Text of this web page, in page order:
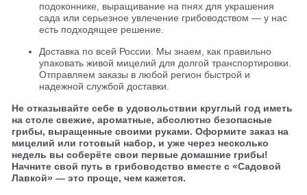
подоконнике, выращивание на пнях для украшения
сада или серьезное увлечение грибоводством — у нас
есть подходящее решение.
Доставка по всей России. Мы знаем, как правильно
упаковать живой мицелий для долгой транспортировки.
Отправляем заказы в любой регион быстрой и
надежной службой доставки.
Не отказывайте себе в удовольствии круглый год иметь
на столе свежие, ароматные, абсолютно безопасные
грибы, выращенные своими руками.Оформите заказ на
мицелий или готовый набор, и уже через несколько
недель вы соберёте свои первые домашние грибы!
Начните свой путь в грибоводство вместе с «Садовой
Лавкой» — это проще, чем кажется.